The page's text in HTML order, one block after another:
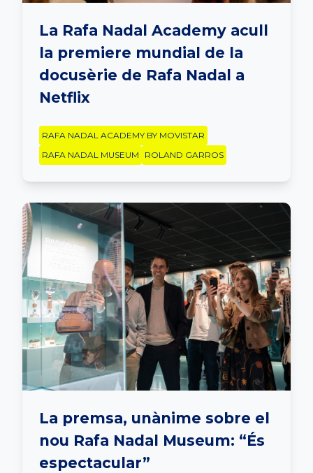
La Rafa Nadal Academy acull
la premiere mundial de la
docusèrie de Rafa Nadal a
Netflix
RAFA NADAL ACADEMY BY MOVISTAR
RAFA NADAL MUSEUM
ROLAND GARROS
La premsa, unànime sobre el
nou Rafa Nadal Museum: “És
espectacular”